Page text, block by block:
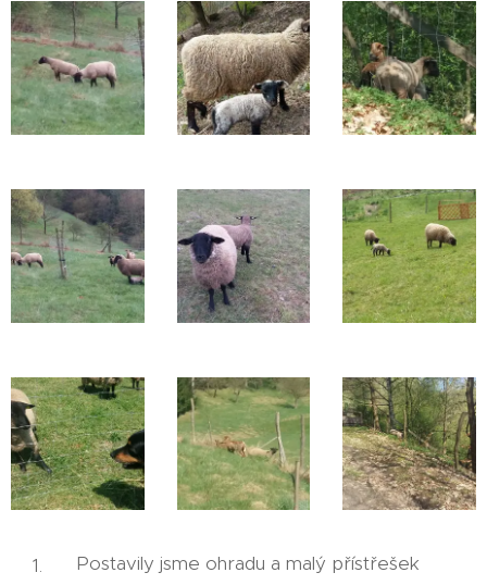
Postavily jsme ohradu a malý přístřešek